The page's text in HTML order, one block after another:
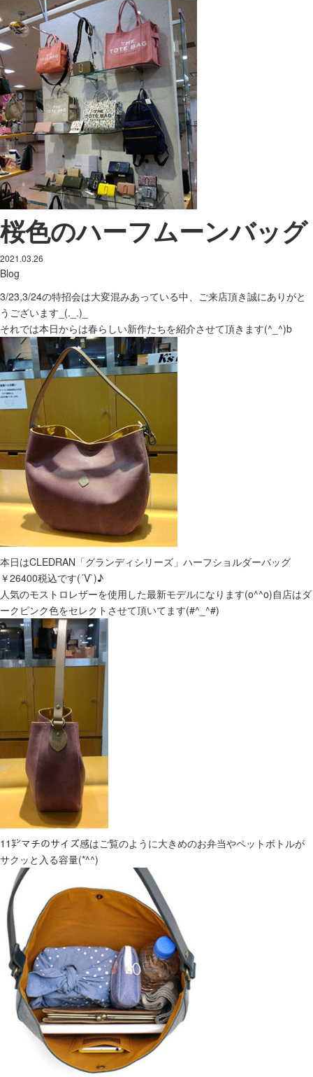
桜色のハーフムーンバッグ
2021.03.26
Blog
3/23,3/24の特招会は大変混みあっている中、ご来店頂き誠にありがと
うございます_(._.)_
それでは本日からは春らしい新作たちを紹介させて頂きます(^_^)b
本日はCLEDRAN「グランディシリーズ」ハーフショルダーバッグ
￥26400税込です(´V`)♪
人気のモストロレザーを使用した最新モデルになります(o^^o)自店はダ
ークピンク色をセレクトさせて頂いてます(#^_^#)
11㌢マチのサイズ感はご覧のように大きめのお弁当やペットボトルが
サクッと入る容量(*^^)